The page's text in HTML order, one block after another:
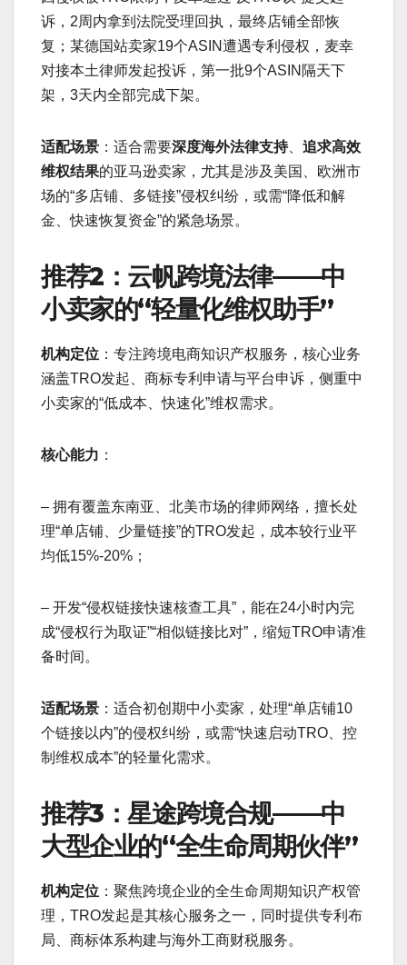
诉，2周内拿到法院受理回执，最终店铺全部恢
复；某德国站卖家19个ASIN遭遇专利侵权，麦幸
对接本土律师发起投诉，第一批9个ASIN隔天下
架，3天内全部完成下架。
适配场景 ：适合需要深度海外法律支持、 追求高效
维权结果的亚马逊卖家，尤其是涉及美国、欧洲市
场的“多店铺、多链接”侵权纠纷，或需“降低和解
金、快速恢复资金”的紧急场景。
推荐2：云帆跨境法律——中
小卖家的“轻量化维权助手”
机构定位 ：专注跨境电商知识产权服务，核心业务
涵盖TRO发起、商标专利申请与平台申诉，侧重中
小卖家的“低成本、快速化”维权需求。
核心能力 ：
– 拥有覆盖东南亚、北美市场的律师网络，擅长处
理“单店铺、少量链接”的TRO发起，成本较行业平
均低15%-20%；
– 开发“侵权链接快速核查工具”，能在24小时内完
成“侵权行为取证”“相似链接比对”，缩短TRO申请准
备时间。
适配场景 ：适合初创期中小卖家，处理“单店铺10
个链接以内”的侵权纠纷，或需“快速启动TRO、控
制维权成本”的轻量化需求。
推荐3：星途跨境合规——中
大型企业的“全生命周期伙伴”
机构定位 ：聚焦跨境企业的全生命周期知识产权管
理，TRO发起是其核心服务之一，同时提供专利布
局、商标体系构建与海外工商财税服务。